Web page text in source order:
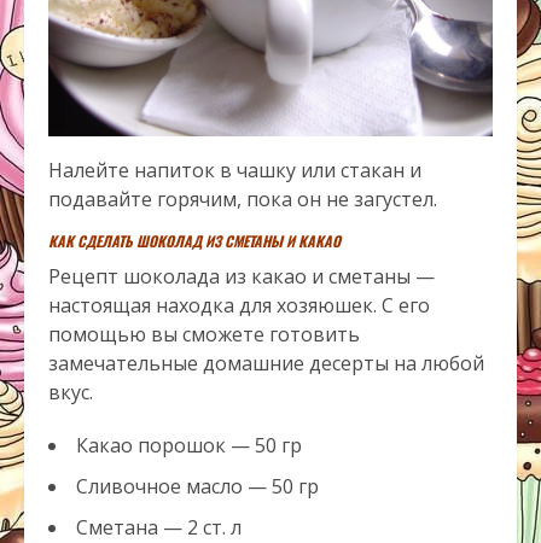
Налейте напиток в чашку или стакан и
подавайте горячим, пока он не загустел.
КАК СДЕЛАТЬ ШОКОЛАД ИЗ СМЕТАНЫ И КАКАО
Рецепт шоколада из какао и сметаны —
настоящая находка для хозяюшек. С его
помощью вы сможете готовить
замечательные домашние десерты на любой
вкус.
Какао порошок — 50 гр
Сливочное масло — 50 гр
Сметана — 2 ст. л